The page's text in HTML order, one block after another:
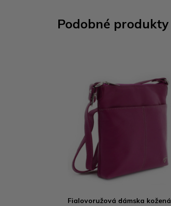
Podobné produkty
Fialovoružová dámska kožená